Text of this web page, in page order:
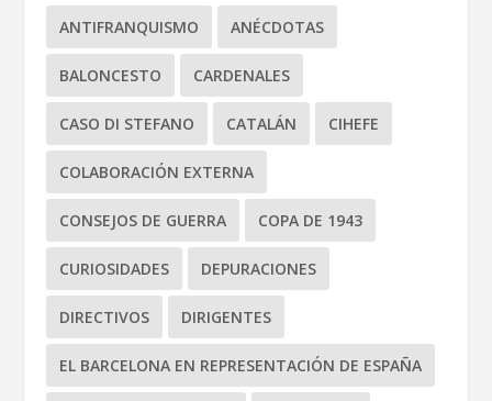
ANTIFRANQUISMO ANÉCDOTAS
BALONCESTO CARDENALES
CASO DI STEFANO CATALÁN CIHEFE
COLABORACIÓN EXTERNA
CONSEJOS DE GUERRA COPA DE 1943
CURIOSIDADES DEPURACIONES
DIRECTIVOS DIRIGENTES
EL BARCELONA EN REPRESENTACIÓN DE ESPAÑA